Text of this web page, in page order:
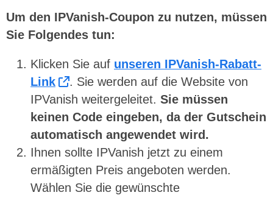
Um den IPVanish-Coupon zu nutzen, müssen
Sie Folgendes tun:
Klicken Sie auf unseren IPVanish-Rabatt-
Link
. Sie werden auf die Website von
IPVanish weitergeleitet. Sie müssen
keinen Code eingeben, da der Gutschein
automatisch angewendet wird.
Ihnen sollte IPVanish jetzt zu einem
ermäßigten Preis angeboten werden.
Wählen Sie die gewünschte